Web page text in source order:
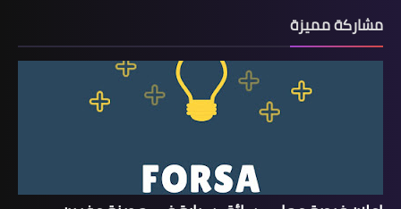
مشاركة مميزة